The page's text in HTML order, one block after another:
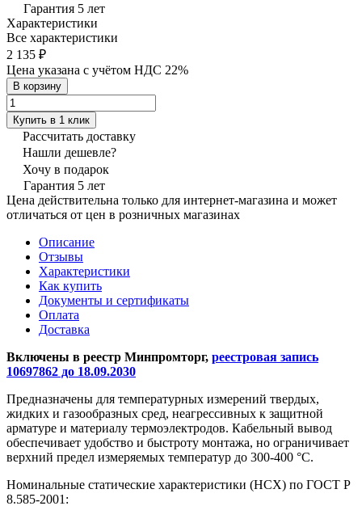
Гарантия 5 лет
Характеристики
Все характеристики
2 135 ₽
Цена указана с учётом НДС 22%
В корзину
Купить в 1 клик
Рассчитать доставку
Нашли дешевле?
Хочу в подарок
Гарантия 5 лет
Цена действительна только для интернет-магазина и может
отличаться от цен в розничных магазинах
Описание
Отзывы
Характеристики
Как купить
Документы и сертификаты
Оплата
Доставка
Включены в реестр Минпромторг, реестровая запись
10697862 до 18.09.2030
Предназначены для температурных измерений твердых,
жидких и газообразных сред, неагрессивных к защитной
арматуре и материалу термоэлектродов. Кабельный вывод
обеспечивает удобство и быстроту монтажа, но ограничивает
верхний предел измеряемых температур до 300-400 °С.
Номинальные статические характеристики (НСХ) по ГОСТ Р
8.585-2001: